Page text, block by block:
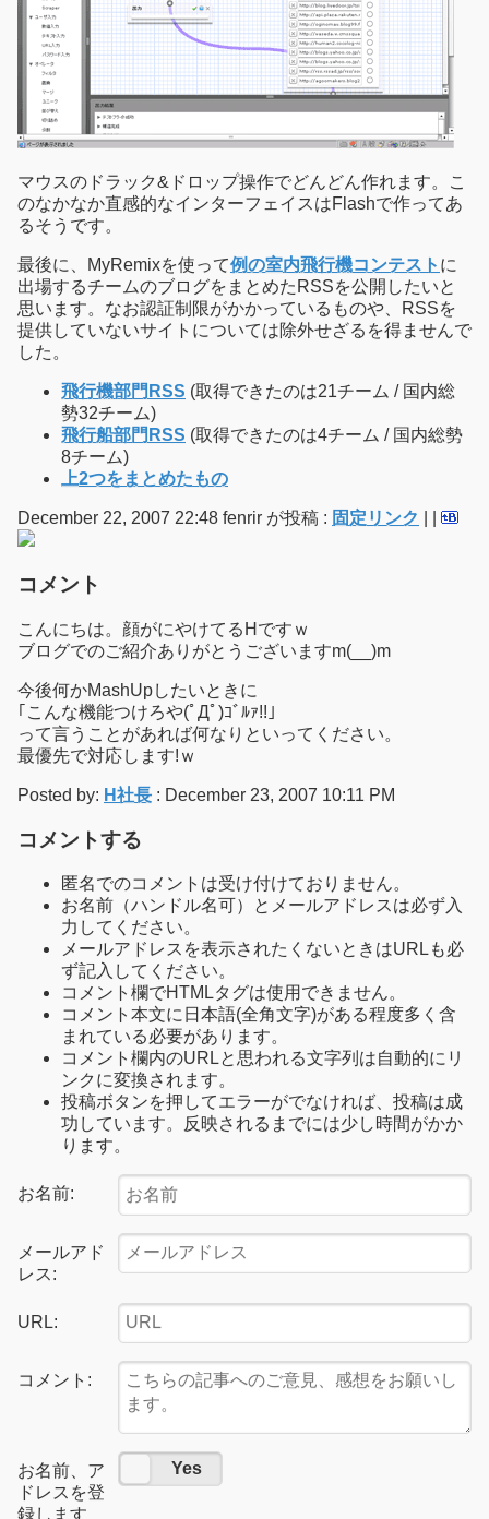
マウスのドラック&ドロップ操作でどんどん作れます。こ
のなかなか直感的なインターフェイスはFlashで作ってあ
るそうです。
最後に、MyRemixを使って例の室内飛行機コンテスト に
出場するチームのブログをまとめたRSSを公開したいと
思います。なお認証制限がかかっているものや、RSSを
提供していないサイトについては除外せざるを得ませんで
した。
飛行機部門RSS (取得できたのは21チーム / 国内総
勢32チーム)
飛行船部門RSS (取得できたのは4チーム / 国内総勢
8チーム)
上2つをまとめたもの
December 22, 2007 22:48 fenrir が投稿 : 固定リンク
コメント
こんにちは。顔がにやけてるHですｗ
ブログでのご紹介ありがとうございますm(__)m
今後何かMashUpしたいときに
｢こんな機能つけろや(ﾟДﾟ)ｺﾞﾙｧ!!｣
って言うことがあれば何なりといってください。
最優先で対応します!ｗ
Posted by: H社長 : December 23, 2007 10:11 PM
コメントする
匿名でのコメントは受け付けておりません。
お名前（ハンドル名可）とメールアドレスは必ず入
力してください。
メールアドレスを表示されたくないときはURLも必
ず記入してください。
コメント欄でHTMLタグは使用できません。
コメント本文に日本語(全角文字)がある程度多く含
まれている必要があります。
コメント欄内のURLと思われる文字列は自動的にリ
ンクに変換されます。
投稿ボタンを押してエラーがでなければ、投稿は成
功しています。反映されるまでには少し時間がかか
ります。
お名前:
メールアド
レス:
URL:
コメント:
お名前、ア
ドレスを登
録します
No Yes